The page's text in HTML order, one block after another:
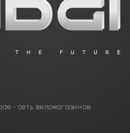
- сеть веломагазинов